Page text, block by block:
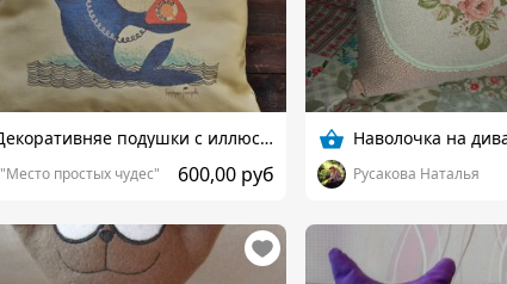
Декоративняе подушки с иллюстрациями
"Место простых чудес" 600,00 руб Русакова Наталья